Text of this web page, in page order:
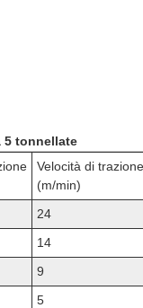
5 tonnellate
Velocità di trazione
(m/min)
24
14
9
5